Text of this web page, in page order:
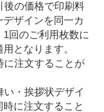
の価格で印刷料
ザインを同一カ
回のご利用枚数に
となります。
注文することが
・挨拶状デザイ
に注文すること